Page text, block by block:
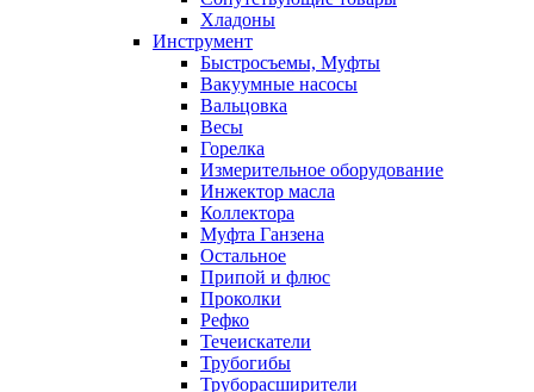
Хладоны
Инструмент
Быстросъемы, Муфты
Вакуумные насосы
Вальцовка
Весы
Горелка
Измерительное оборудование
Инжектор масла
Коллектора
Муфта Ганзена
Остальное
Припой и флюс
Проколки
Рефко
Течеискатели
Трубогибы
Труборасширители